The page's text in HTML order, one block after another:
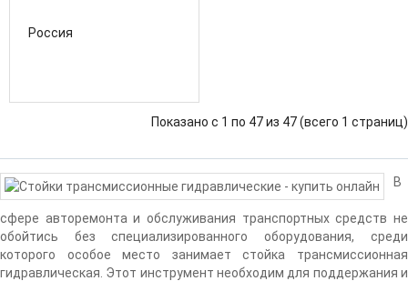
Россия
Показано с 1 по 47 из 47 (всего 1 страниц)
В
сфере авторемонта и обслуживания транспортных средств не
обойтись без специализированного оборудования, среди
которого особое место занимает стойка трансмиссионная
гидравлическая. Этот инструмент необходим для поддержания и